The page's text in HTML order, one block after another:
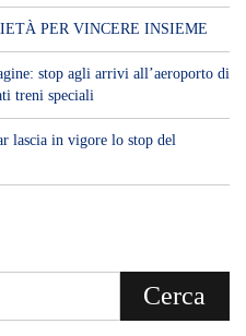
PER VINCERE INSIEME
stop agli arrivi all’aeroporto di
treni speciali
lascia in vigore lo stop del